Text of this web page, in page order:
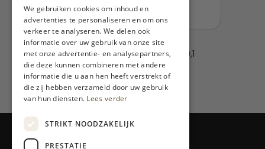
We gebruiken cookies om inhoud en
advertenties te personaliseren en om ons
verkeer te analyseren. We delen ook
informatie over uw gebruik van onze site
met onze advertentie- en analysepartners,
die deze kunnen combineren met andere
informatie die u aan hen heeft verstrekt of
die zij hebben verzameld door uw gebruik
van hun diensten. Lees verder
STRIKT NOODZAKELIJK
PRESTATIE